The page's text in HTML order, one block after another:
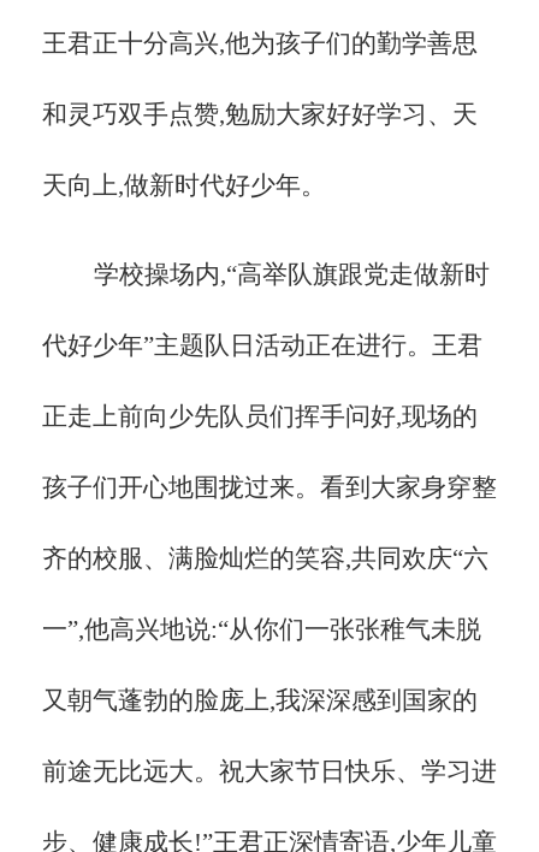
王君正十分高兴,他为孩子们的勤学善思
和灵巧双手点赞,勉励大家好好学习、天
天向上,做新时代好少年。
学校操场内,“高举队旗跟党走做新时
代好少年”主题队日活动正在进行。王君
正走上前向少先队员们挥手问好,现场的
孩子们开心地围拢过来。看到大家身穿整
齐的校服、满脸灿烂的笑容,共同欢庆“六
一”,他高兴地说:“从你们一张张稚气未脱
又朝气蓬勃的脸庞上,我深深感到国家的
前途无比远大。祝大家节日快乐、学习进
步、健康成长!”王君正深情寄语,少年儿童